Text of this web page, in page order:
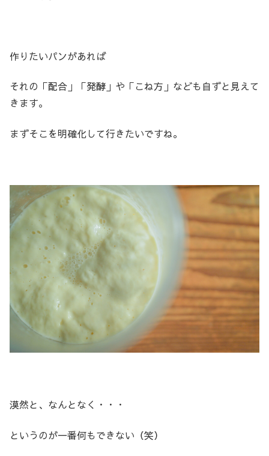
作りたいパンがあれば
それの「配合」「発酵」や「こね方」なども自ずと見えて
きます。
まずそこを明確化して行きたいですね。
漠然と、なんとなく・・・
というのが一番何もできない（笑）